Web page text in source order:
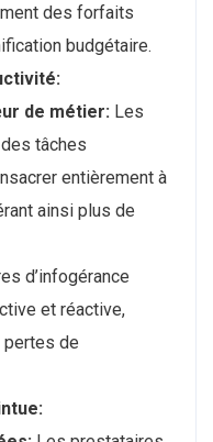
des forfaits
budgétaire.
de métier: Les
tâches
entièrement à
ainsi plus de
d’infogérance
et réactive,
pertes de